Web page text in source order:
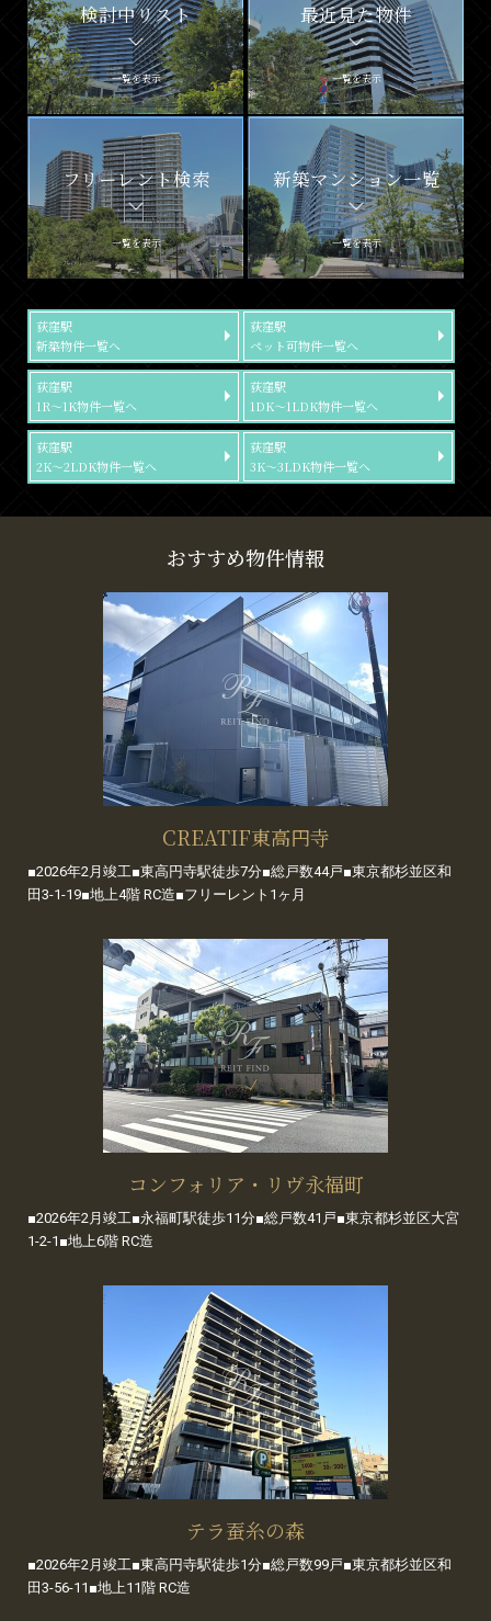
検討中リスト
一覧を表示
最近見た物件
一覧を表示
フリーレント検索
一覧を表示
新築マンション一覧
一覧を表示
荻窪駅
新築物件一覧へ
荻窪駅
ペット可物件一覧へ
荻窪駅
1R～1K物件一覧へ
荻窪駅
1DK～1LDK物件一覧へ
荻窪駅
2K～2LDK物件一覧へ
荻窪駅
3K～3LDK物件一覧へ
おすすめ物件情報
CREATIF東高円寺
■2026年2月竣工■東高円寺駅徒歩7分■総戸数44戸■東京都杉並区和
田3-1-19■地上4階 RC造■フリーレント1ヶ月
コンフォリア・リヴ永福町
■2026年2月竣工■永福町駅徒歩11分■総戸数41戸■東京都杉並区大宮
1-2-1■地上6階 RC造
テラ蚕糸の森
■2026年2月竣工■東高円寺駅徒歩1分■総戸数99戸■東京都杉並区和
田3-56-11■地上11階 RC造